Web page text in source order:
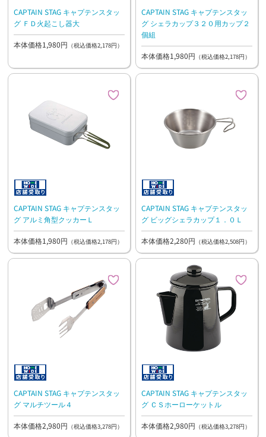
CAPTAIN STAG キャプテンスタッ
グ ＦＤ火起こし器大
本体価格1,980円 （税込価格2,178円）
CAPTAIN STAG キャプテンスタッ
グ シェラカップ３２０用カップ２
個組
本体価格1,980円 （税込価格2,178円）
CAPTAIN STAG キャプテンスタッ
グ アルミ角型クッカーＬ
本体価格1,980円 （税込価格2,178円）
CAPTAIN STAG キャプテンスタッ
グ ビッグシェラカップ１．０Ｌ
本体価格2,280円 （税込価格2,508円）
CAPTAIN STAG キャプテンスタッ
グ マルチツール４
本体価格2,980円 （税込価格3,278円）
CAPTAIN STAG キャプテンスタッ
グ ＣＳホーローケットル
本体価格2,980円 （税込価格3,278円）